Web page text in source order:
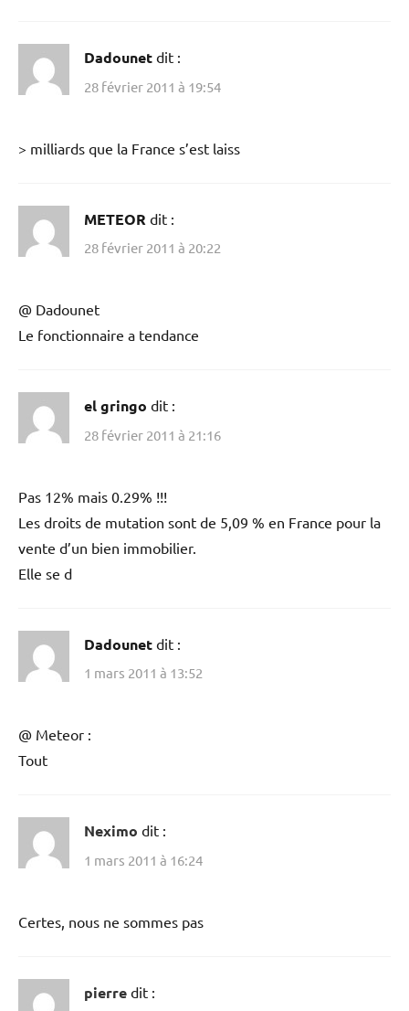
Dadounet dit :
28 février 2011 à 19:54
> milliards que la France s’est laiss
METEOR dit :
28 février 2011 à 20:22
@ Dadounet
Le fonctionnaire a tendance
el gringo dit :
28 février 2011 à 21:16
Pas 12% mais 0.29% !!!
Les droits de mutation sont de 5,09 % en France pour la
vente d’un bien immobilier.
Elle se d
Dadounet dit :
1 mars 2011 à 13:52
@ Meteor :
Tout
Neximo dit :
1 mars 2011 à 16:24
Certes, nous ne sommes pas
pierre dit :